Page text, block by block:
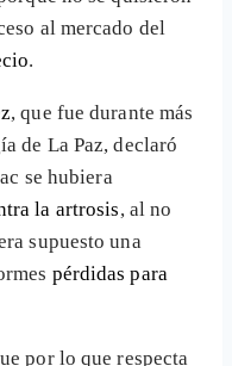
al mercado del
.
, que fue durante más
de La Paz, declaró
se hubiera
la artrosis, al no
supuesto una
pérdidas para
por lo que respecta